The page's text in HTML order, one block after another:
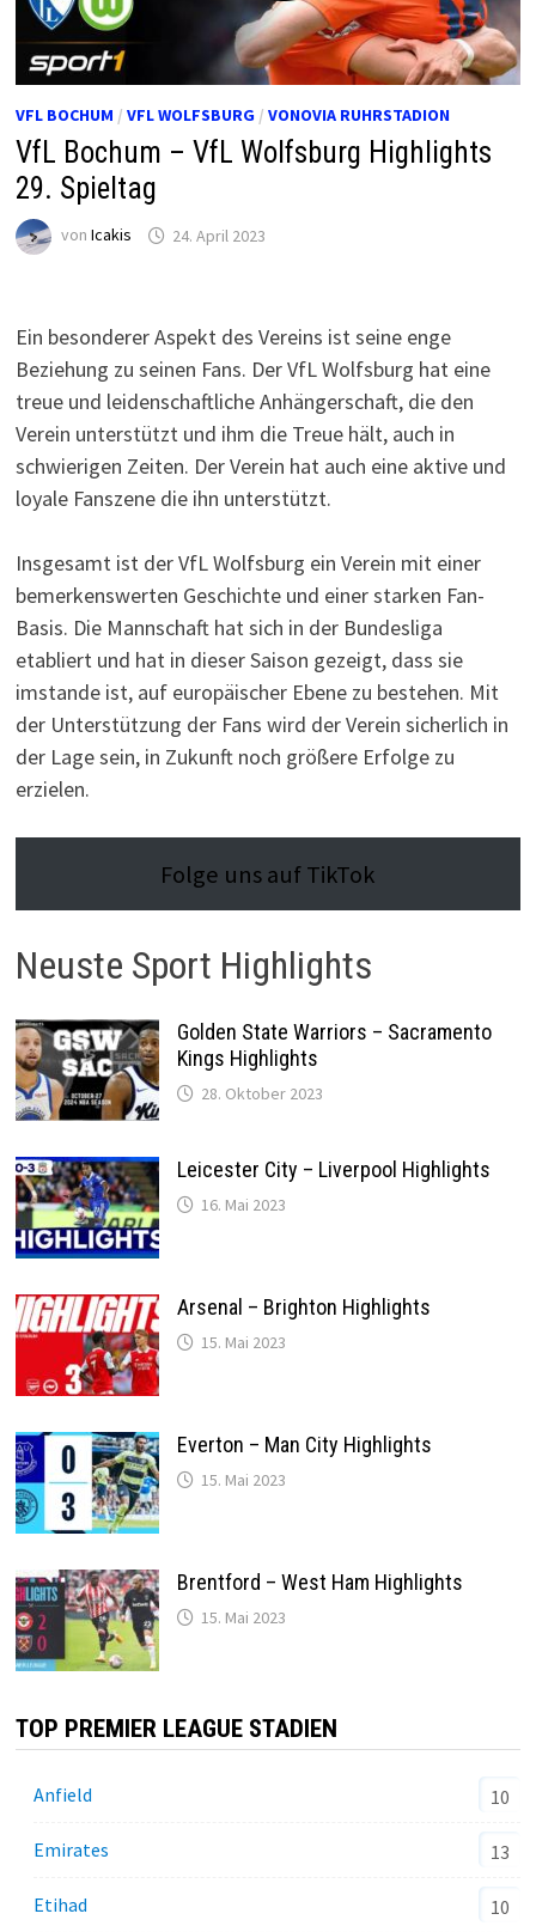
VFL BOCHUM / VFL WOLFSBURG/ VONOVIA RUHRSTADION
VfL Bochum – VfL Wolfsburg Highlights
29. Spieltag
von Icakis 24. April 2023
Ein besonderer Aspekt des Vereins ist seine enge
Beziehung zu seinen Fans. Der VfL Wolfsburg hat eine
treue und leidenschaftliche Anhängerschaft, die den
Verein unterstützt und ihm die Treue hält, auch in
schwierigen Zeiten. Der Verein hat auch eine aktive und
loyale Fanszene die ihn unterstützt.
Insgesamt ist der VfL Wolfsburg ein Verein mit einer
bemerkenswerten Geschichte und einer starken Fan-
Basis. Die Mannschaft hat sich in der Bundesliga
etabliert und hat in dieser Saison gezeigt, dass sie
imstande ist, auf europäischer Ebene zu bestehen. Mit
der Unterstützung der Fans wird der Verein sicherlich in
der Lage sein, in Zukunft noch größere Erfolge zu
erzielen.
Folge uns auf TikTok
Neuste Sport Highlights
Golden State Warriors – Sacramento
Kings Highlights
28. Oktober 2023
Leicester City – Liverpool Highlights
16. Mai 2023
Arsenal – Brighton Highlights
15. Mai 2023
Everton – Man City Highlights
15. Mai 2023
Brentford – West Ham Highlights
15. Mai 2023
TOP PREMIER LEAGUE STADIEN
Anfield 10
Emirates 13
Etihad 10